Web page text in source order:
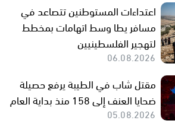
اعتداءات المستوطنين تتصاعد في
مسافر يطا وسط اتهامات بمخطط
لتهجير الفلسطينيين
06.08.2026
مقتل شاب في الطيبة يرفع حصيلة
ضحايا العنف إلى 158 منذ بداية العام
05.08.2026